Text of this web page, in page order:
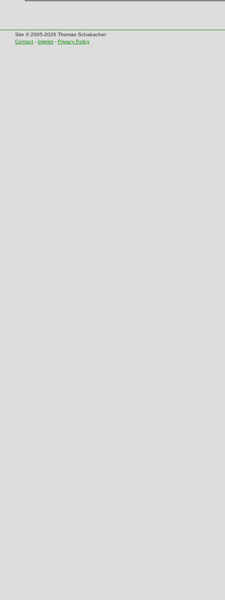
Site © 2005-2026 Thomas Schabacher
Contact - Imprint - Privacy Policy